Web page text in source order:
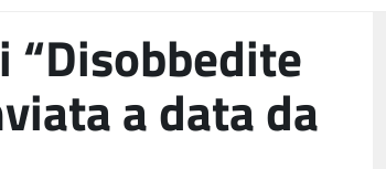
“Disobbedite
a data da